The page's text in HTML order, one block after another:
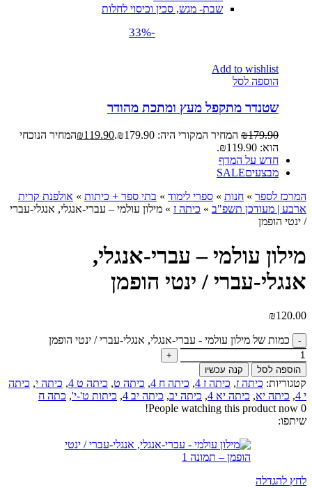
שבת- מגש, סכין וכיסוי לחלות
-33%
Add to wishlist
הוספה לסל
שטנדר מתקפל מעץ ומתכת מהודר
₪179.90 המחיר המקורי היה: ₪179.90. ₪119.90
המחיר הנוכחי
הוא: ₪119.90.
חדש על המדף
מבצעיםSALE
המרכז לספר » חנות » ספרי לימוד » בתי ספר + כיתות » אולפנת קרית
ארבע | מעודכן תשפ"ב » כיתה ז » מילון עולמי – עברי-אנגלי, אנגלי-עברי
/ ינטי הופמן
מילון עולמי – עברי-אנגלי,
אנגלי-עברי / ינטי הופמן
₪120.00
כמות של מילון עולמי - עברי-אנגלי, אנגלי-עברי / ינטי הופמן
הוספה לסל קנה עכשיו
קטגוריות: כיתה ז, כיתה ז 4 , כיתה ח 4 , כיתה ט, כיתה ט 4 , כיתה י, כיתה
י 4
, כיתה יא, כיתה יא 4 , כיתה יב, כיתה יב 4 , כיתות ט'-י', כתה ח
0
People watching this product now!
שיתפו:
לחץ להגדלה